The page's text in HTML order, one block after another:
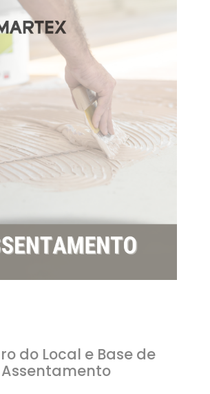
do Local e Base de
Assentamento